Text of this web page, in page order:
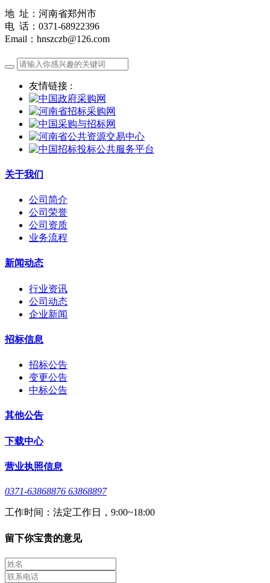
地 址：河南省郑州市
电 话：0371-68922396
Email：hnszczb@126.com
友情链接 :
关于我们
公司简介
公司荣誉
公司资质
业务流程
新闻动态
行业资讯
公司动态
企业新闻
招标信息
招标公告
变更公告
中标公告
其他公告
下载中心
营业执照信息
0371-63868876 63868897
工作时间：法定工作日，9:00~18:00
留下你宝贵的意见